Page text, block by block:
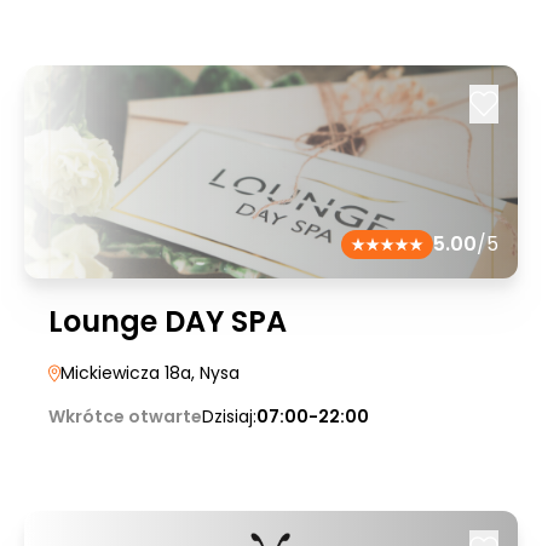
5.00/5
Lounge DAY SPA
Mickiewicza 18a, Nysa
Wkrótce otwarteDzisiaj:07:00-22:00